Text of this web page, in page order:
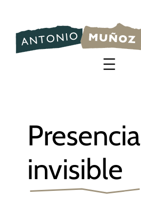
contenido
Presencia
invisible